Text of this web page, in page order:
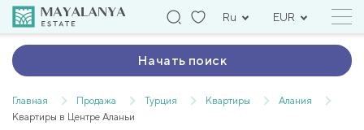
Ru EUR
Начать поиск
Главная Продажа Турция Квартиры
Алания
Квартиры в Центре Аланьи